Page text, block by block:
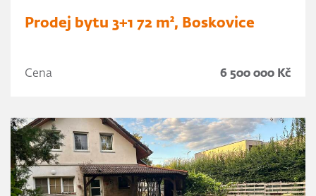
Prodej bytu 3+1 72 m², Boskovice
Cena 6 500 000 Kč